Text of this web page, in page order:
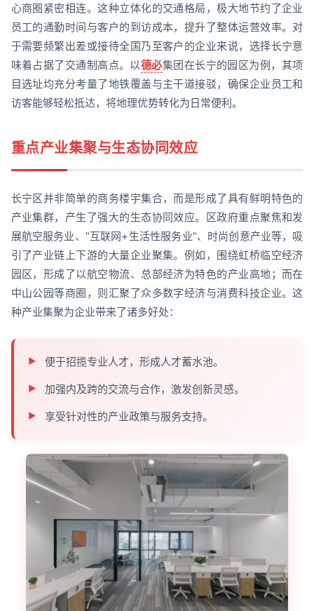
心商圈紧密相连。这种立体化的交通格局，极大地节约了企业
员工的通勤时间与客户的到访成本，提升了整体运营效率。对
于需要频繁出差或接待全国乃至客户的企业来说，选择长宁意
味着占据了交通制高点。以德必集团在长宁的园区为例，其项
目选址均充分考量了地铁覆盖与主干道接驳，确保企业员工和
访客能够轻松抵达，将地理优势转化为日常便利。
重点产业集聚与生态协同效应
长宁区并非简单的商务楼宇集合，而是形成了具有鲜明特色的
产业集群，产生了强大的生态协同效应。区政府重点聚焦和发
展航空服务业、“互联网+生活性服务业”、时尚创意产业等，吸
引了产业链上下游的大量企业聚集。例如，围绕虹桥临空经济
园区，形成了以航空物流、总部经济为特色的产业高地；而在
中山公园等商圈，则汇聚了众多数字经济与消费科技企业。这
种产业集聚为企业带来了诸多好处：
便于招揽专业人才，形成人才蓄水池。
加强内及跨的交流与合作，激发创新灵感。
享受针对性的产业政策与服务支持。